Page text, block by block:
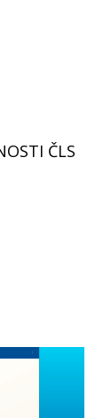
ČLS